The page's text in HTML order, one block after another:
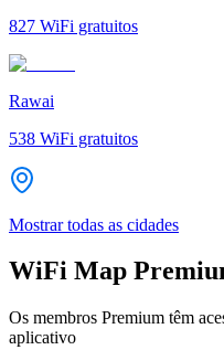
827 WiFi gratuitos
Rawai
538 WiFi gratuitos
Mostrar todas as cidades
WiFi Map
Os membros Premium têm
aplicativo